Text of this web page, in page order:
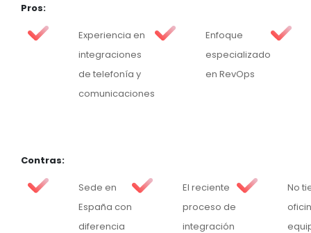
Pros:
Experiencia en
integraciones
de telefonía y
comunicaciones
Enfoque
especializado
en RevOps
Contras:
Sede en
España con
diferencia
El reciente
proceso de
integración
No